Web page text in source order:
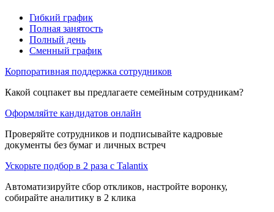
Гибкий график
Полная занятость
Полный день
Сменный график
Корпоративная поддержка сотрудников
Какой соцпакет вы предлагаете семейным сотрудникам?
Оформляйте кандидатов онлайн
Проверяйте сотрудников и подписывайте кадровые
документы без бумаг и личных встреч
Ускорьте подбор в 2 раза с Talantix
Автоматизируйте сбор откликов, настройте воронку,
собирайте аналитику в 2 клика